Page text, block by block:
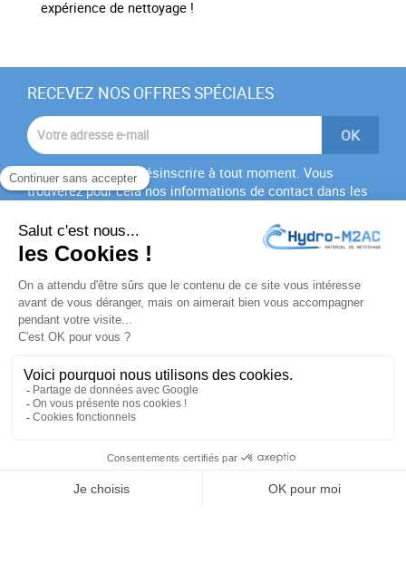
expérience de nettoyage !
RECEVEZ NOS OFFRES SPÉCIALES
Vous pouvez vous désinscrire à tout moment. Vous
trouverez pour cela nos informations de contact dans les
J'accepte lesconditions générales
politique de
confidentialité
PRODUITS
NOTRE SOCIÉTÉ
VOTRE COMPTE